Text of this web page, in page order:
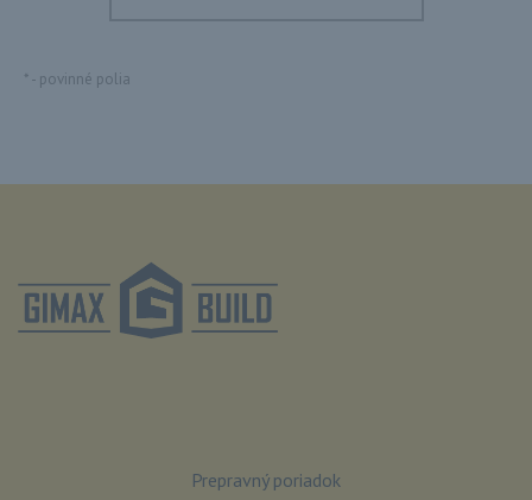
*- povinné polia
Prepravný poriadok